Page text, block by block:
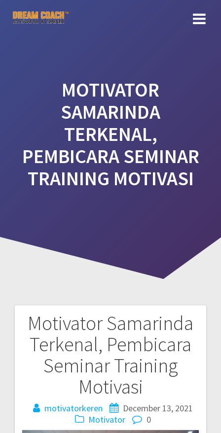
MOTIVATOR
SAMARINDA
TERKENAL,
PEMBICARA SEMINAR
TRAINING MOTIVASI
Motivator Samarinda
Terkenal, Pembicara
Seminar Training
Motivasi
motivatorkeren
December 13, 2021
Motivator
0
Post
navigation